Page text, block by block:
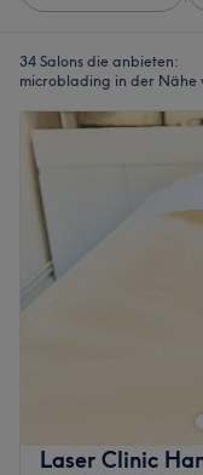
34 Salons die anbieten:
microblading in der Nähe
Laser Clinic